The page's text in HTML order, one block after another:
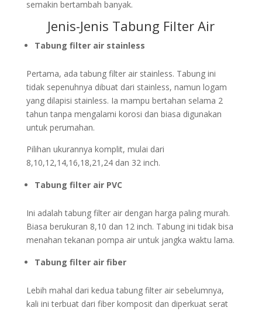
semakin bertambah banyak.
Jenis-Jenis Tabung Filter Air
Tabung filter air stainless
Pertama, ada tabung filter air stainless. Tabung ini
tidak sepenuhnya dibuat dari stainless, namun logam
yang dilapisi stainless. Ia mampu bertahan selama 2
tahun tanpa mengalami korosi dan biasa digunakan
untuk perumahan.
Pilihan ukurannya komplit, mulai dari
8,10,12,14,16,18,21,24 dan 32 inch.
Tabung filter air PVC
Ini adalah tabung filter air dengan harga paling murah.
Biasa berukuran 8,10 dan 12 inch. Tabung ini tidak bisa
menahan tekanan pompa air untuk jangka waktu lama.
Tabung filter air fiber
Lebih mahal dari kedua tabung filter air sebelumnya,
kali ini terbuat dari fiber komposit dan diperkuat serat